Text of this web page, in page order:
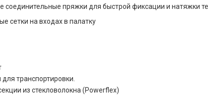
соединительные пряжки для быстрой фиксации и натяжки
сетки на входах в палатку
транспортировки.
из стекловолокна (Powerflex)